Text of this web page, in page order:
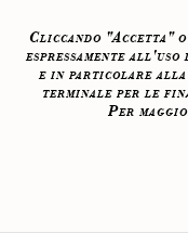
Cliccando "Accetta"
espressamente
e in particolare
terminale per le
Per